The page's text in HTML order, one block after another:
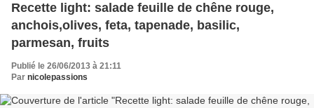
Recette light: salade feuille de chêne rouge,
anchois,olives, feta, tapenade, basilic,
parmesan, fruits
Publié le 26/06/2013 à 21:11
Par nicolepassions